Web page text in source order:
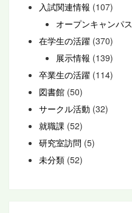
入試関連情報 (107)
オープンキャンパス
在学生の活躍 (370)
展示情報 (139)
卒業生の活躍 (114)
図書館 (50)
サークル活動 (32)
就職課 (52)
研究室訪問 (5)
未分類 (52)